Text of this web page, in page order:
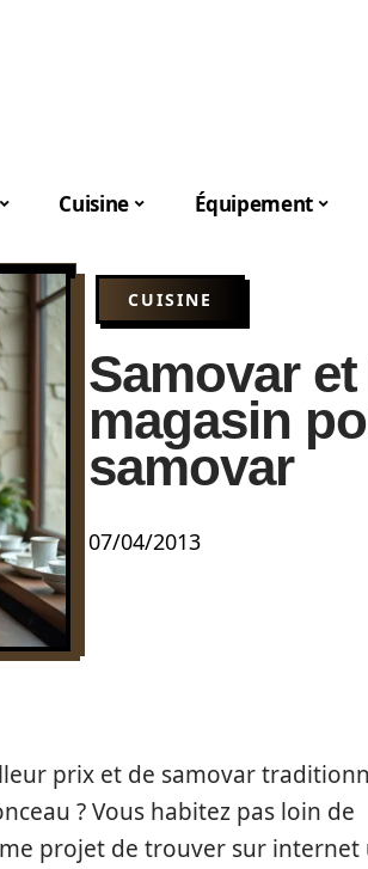
Cuisine Équipement
CUISINE
Samovar
magasin
samovar
07/04/2013
prix et de samovar
? Vous habitez pas loin de
projet de trouver sur internet